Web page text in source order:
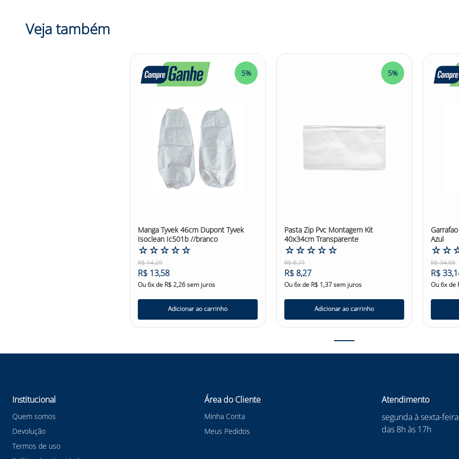
Veja também
5%
Manga Tyvek 46cm Dupont Tyvek
Isoclean Ic501b //branco
☆☆☆☆☆
R$14,29
R$ 13,58
Ou6x de R$2,26sem juros
Adicionar ao carrinho
5%
Pasta Zip Pvc Montagem Kit
40x34cm Transparente
☆☆☆☆☆
R$8,71
R$ 8,27
Ou6x de R$ 1,37sem juros
Adicionar ao carrinho
Azul
☆☆
R$34,88
R$33,
Ou6x de
Institucional
Quem somos
Devolução
Termos de uso
Área do Cliente
Minha Conta
Meus Pedidos
Atendimento
segunda à sexta-feira
das 8h às 17h